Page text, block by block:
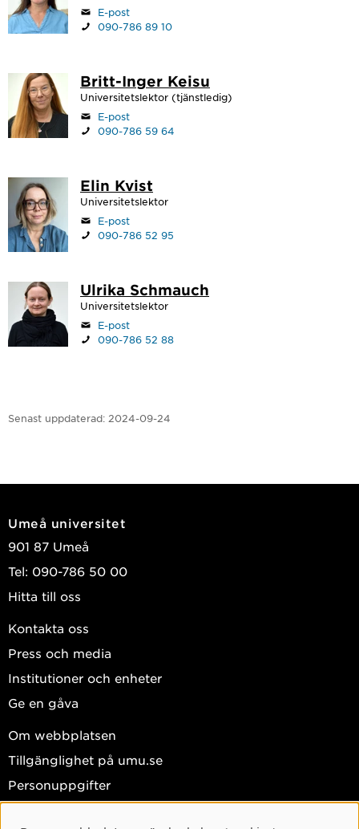
E-post
090-786 89 10
Britt-Inger Keisu
Universitetslektor (tjänstledig)
E-post
090-786 59 64
Elin Kvist
Universitetslektor
E-post
090-786 52 95
Ulrika Schmauch
Universitetslektor
E-post
090-786 52 88
Senast uppdaterad: 2024-09-24
Umeå universitet
901 87 Umeå
Tel: 090-786 50 00
Hitta till oss
Kontakta oss
Press och media
Institutioner och enheter
Ge en gåva
Om webbplatsen
Tillgänglighet på umu.se
Personuppgifter